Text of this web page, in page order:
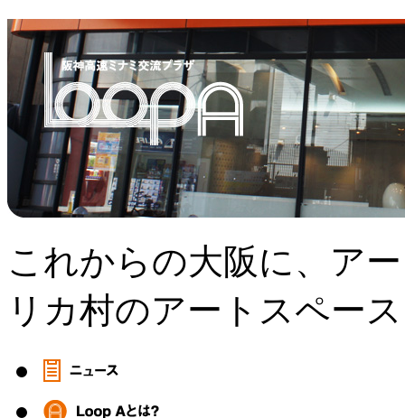
これからの大阪に、ア
リカ村のアートスペー